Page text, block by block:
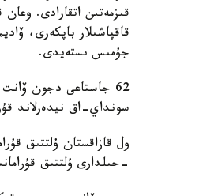
قىزمەتىن اتقارادى.
قاقپاشىلار باپكەرى،
جۇمىس ىستەيدى.
62 جاستاعى دجون
سونداي-اق نيدەرلاند
-جىلدارى ۇلتتىق